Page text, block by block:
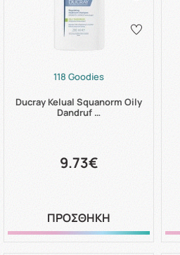
118 Goodies
Ducray Kelual Squanorm Oily
Dandruf …
9.73€
ΠΡΟΣΘΗΚΗ